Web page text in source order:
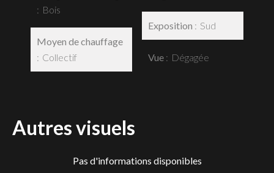
Bois
Moyen de chauffage
Collectif
Exposition Sud
Vue Dégagée
Autres visuels
Pas d'informations disponibles